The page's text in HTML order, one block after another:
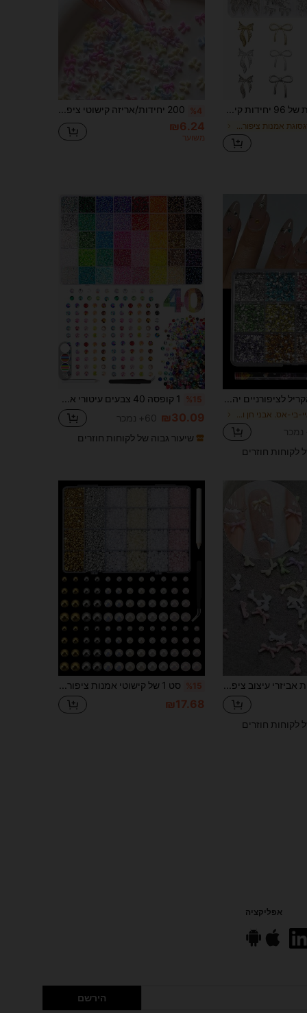
קופסה אחת של 96 יחידות קישוטי ציפורניים ממתכת, קשתות סגסוגת בצבע תלת מימד זהב/כסף/אפור, תכשיטי ציפורניים מפוארים ומבריקים, אביזרים לאמנות ציפורניים, ציפורניים עשה זאת בעצמך, ציפורניים, ציפורניים, קישוטי ציפורניים, אבני חן לציפורניים %4 200 יחידות/אריזה קישוטי ציפורניים בצבע מקרון תלת מימדי - ססגוניים - מתאים לעיצוב ציפורניים עשה זאת בעצמך, אקריליק ומניקור שרף - ללא ריח, אביזרי קישוט ציפורניים רב תכליתיים, קישוטי ציפורניים לציפורניים
₪6.24
משוער
ב איי-בי-אס. אבני חן וקישוטים
לקוחות חוזרים
%15
₪30.09 60+ נמכר
שיעור גבוה של לקוחות חוזרים
לקוחות חוזרים
%15
₪17.68
אפליקציה
הירשם